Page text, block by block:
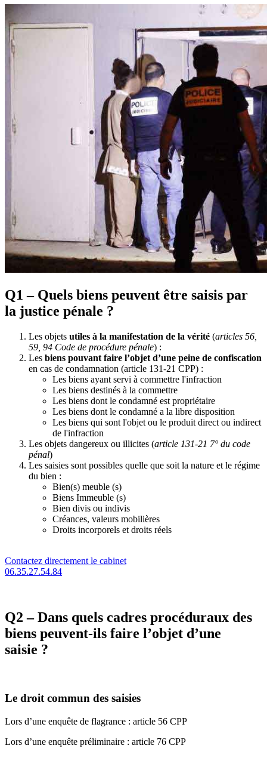
Q1 – Quels biens peuvent être saisis par
la justice pénale ?
Les objets utiles à la manifestation de la vérité (articles 56,
59, 94 Code de procédure pénale) :
Les biens pouvant faire l’objet d’une peine de confiscation
en cas de condamnation (article 131-21 CPP) :
Les biens ayant servi à commettre l'infraction
Les biens destinés à la commettre
Les biens dont le condamné est propriétaire
Les biens dont le condamné a la libre disposition
Les biens qui sont l'objet ou le produit direct ou indirect
de l'infraction
Les objets dangereux ou illicites (article 131-21 7° du code
pénal)
Les saisies sont possibles quelle que soit la nature et le régime
du bien :
Bien(s) meuble (s)
Biens Immeuble (s)
Bien divis ou indivis
Créances, valeurs mobilières
Droits incorporels et droits réels
Contactez directement le cabinet
06.35.27.54.84
Q2 – Dans quels cadres procéduraux des
biens peuvent-ils faire l’objet d’une
saisie ?
Le droit commun des saisies
Lors d’une enquête de flagrance : article 56 CPP
Lors d’une enquête préliminaire : article 76 CPP